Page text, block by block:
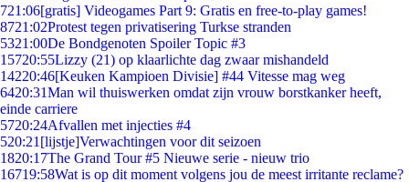
721:06[gratis] Videogames Part 9: Gratis en free-to-play games!
8721:02Protest tegen privatisering Turkse stranden
5321:00De Bondgenoten Spoiler Topic #3
15720:55Lizzy (21) op klaarlichte dag zwaar mishandeld
14220:46[Keuken Kampioen Divisie] #44 Vitesse mag weg
6420:31Man wil thuiswerken omdat zijn vrouw borstkanker heeft,
einde carriere
5720:24Afvallen met injecties #4
520:21 [lijstje]Verwachtingen voor dit seizoen
1820:17The Grand Tour #5 Nieuwe serie - nieuw trio
16719:58Wat is op dit moment volgens jou de meest irritante reclame?